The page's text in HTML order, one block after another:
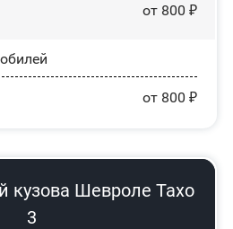
от 800 ₽
от 800 ₽
кузова Шевроле Тахо
3